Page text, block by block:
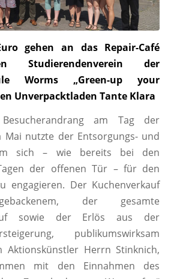
gehen an das Repair-Café
Studierendenverein der
Worms „Green-up your
Unverpacktladen Tante Klara
am Tag der
Mai nutzte der Entsorgungs- und
sich – wie bereits bei den
der offenen Tür – für den
engagieren. Der Kuchenverkauf
der gesamte
sowie der Erlös aus der
publikumswirksam
Aktionskünstler Herrn Stinknich,
mit den Einnahmen des